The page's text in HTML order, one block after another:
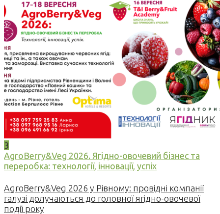
3
AgroBerry&Veg 2026. Ягідно-овочевий бізнес та
переробка: технології, інновації, успіх
AgroBerry&Veg 2026 у Рівному: провідні компанії
галузі долучаються до головної ягідно-овочевої
події року